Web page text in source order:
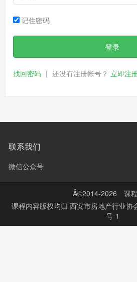
记住密码
登录
找回密码 | 还没有注册帐号？ 立即注
联系我们
微信公众号
Â©2014-2026
课
课程内容版权均归 西安市房地产行业协
号-1